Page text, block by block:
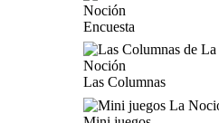
Encuesta
Las Columnas